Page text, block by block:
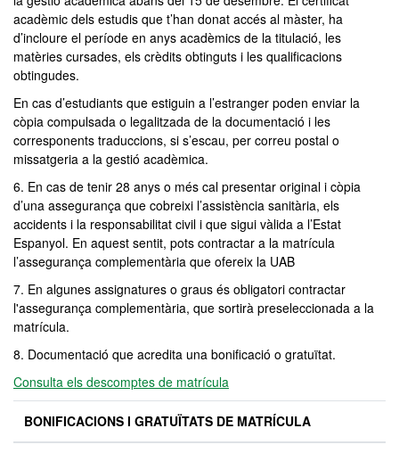
acadèmic dels estudis que t’han donat accés al màster, ha
d’incloure el període en anys acadèmics de la titulació, les
matèries cursades, els crèdits obtinguts i les qualificacions
obtingudes.
En cas d’estudiants que estiguin a l’estranger poden enviar la
còpia compulsada o legalitzada de la documentació i les
corresponents traduccions, si s’escau, per correu postal o
missatgeria a la gestió acadèmica.
6. En cas de tenir 28 anys o més cal presentar original i còpia
d’una assegurança que cobreixi l’assistència sanitària, els
accidents i la responsabilitat civil i que sigui vàlida a l’Estat
Espanyol. En aquest sentit, pots contractar a la matrícula
l’assegurança complementària que ofereix la UAB
7. En algunes assignatures o graus és obligatori contractar
l'assegurança complementària, que sortirà preseleccionada a la
matrícula.
8. Documentació que acredita una bonificació o gratuïtat.
Consulta els descomptes de matrícula
BONIFICACIONS I GRATUÏTATS DE MATRÍCULA